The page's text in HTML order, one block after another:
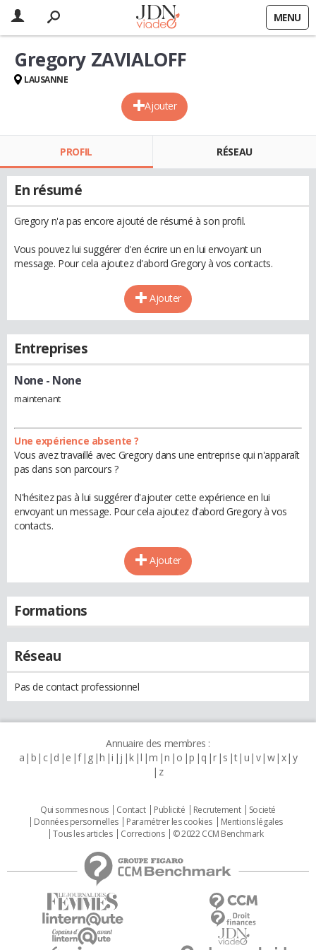
MENU
Ajouter
Gregory ZAVIALOFF
LAUSANNE
PROFIL RÉSEAU
En résumé
Gregory n'a pas encore ajouté de résumé à son profil.
Vous pouvez lui suggérer d'en écrire un en lui envoyant un
message. Pour cela ajoutez d'abord Gregory à vos contacts.
Ajouter
Entreprises
None - None
maintenant
Une expérience absente ?
Vous avez travaillé avec Gregory dans une entreprise qui n'apparaît
pas dans son parcours ?
N'hésitez pas à lui suggérer d'ajouter cette expérience en lui
envoyant un message. Pour cela ajoutez d'abord Gregory à vos
contacts.
Ajouter
Formations
Réseau
Pas de contact professionnel
Annuaire des membres :
a b c d e f g h i j k l m n o p q r s t u v w x y
z
Qui sommes nous Contact Publicité Recrutement
Societé
Données personnelles
Paramétrer les cookies
Mentions légales
Tous les articles
Corrections © 2022 CCM Benchmark